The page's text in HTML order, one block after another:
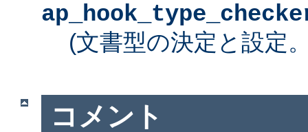
(文書型の決定と設定
コメント